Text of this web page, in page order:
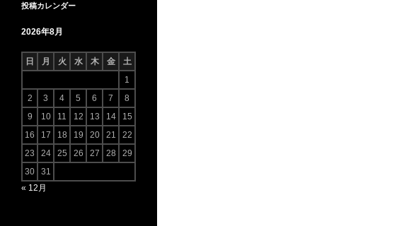
投稿カレンダー
2026年8月
日 月 火 水 木 金
土
1
2
3 4 5 6 7
8
9
10 11 12 13 14
15
16
17 18 19 20 21
22
23
24 25 26 27 28
29
30
31
« 12月